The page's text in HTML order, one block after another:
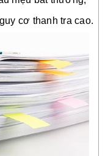
cơ thanh tra cao.